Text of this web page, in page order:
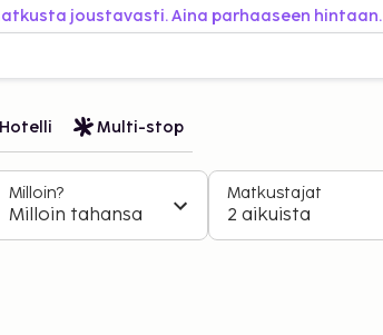
joustavasti. Aina parhaaseen hintaan.
Multi-stop
Milloin?
Milloin tahansa
Matkustajat
2 aikuista